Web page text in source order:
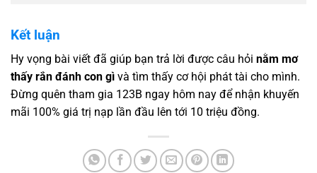
Kết luận
Hy vọng bài viết đã giúp bạn trả lời được câu hỏi nằm mơ
thấy rắn đánh con gì và tìm thấy cơ hội phát tài cho mình.
Đừng quên tham gia 123B ngay hôm nay để nhận khuyến
mãi 100% giá trị nạp lần đầu lên tới 10 triệu đồng.